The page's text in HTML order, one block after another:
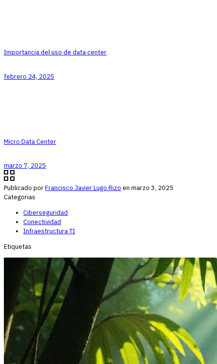
Importancia del uso de data center
febrero 24, 2025
Micro Data Center
marzo 7, 2025
Publicado porFrancisco Javier Lugo Rizo en marzo 3, 2025
Categorias
Ciberseguridad
Conectividad
Infraestructura TI
Etiquetas